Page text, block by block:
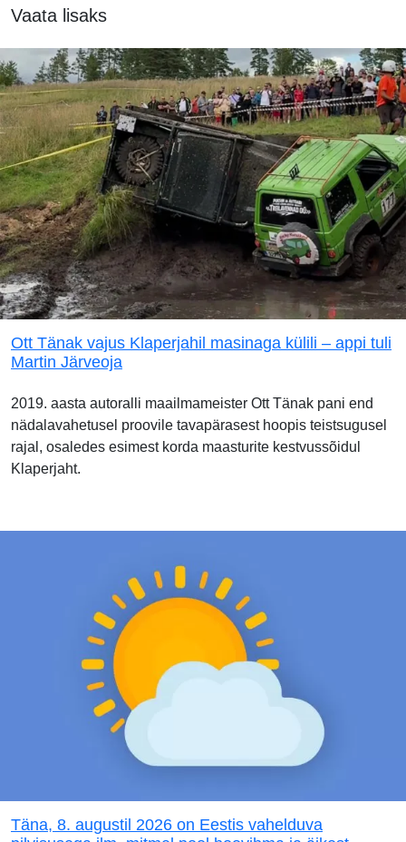
Vaata lisaks
Ott Tänak vajus Klaperjahil masinaga külili – appi tuli
Martin Järveoja
2019. aasta autoralli maailmameister Ott Tänak pani end
nädalavahetusel proovile tavapärasest hoopis teistsugusel
rajal, osaledes esimest korda maasturite kestvussõidul
Klaperjaht.
Täna, 8. augustil 2026 on Eestis vahelduva